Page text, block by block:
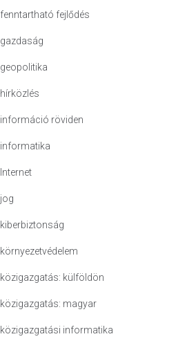
fenntartható fejlődés
gazdaság
geopolitika
hírközlés
információ röviden
informatika
Internet
jog
kiberbiztonság
környezetvédelem
közigazgatás: külföldön
közigazgatás: magyar
közigazgatási informatika